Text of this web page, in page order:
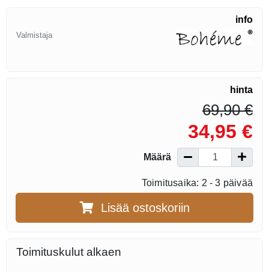
info
Valmistaja
hinta
69,90 €
34,95 €
Määrä
Toimitusaika: 2 - 3 päivää
Lisää ostoskoriin
Toimituskulut alkaen